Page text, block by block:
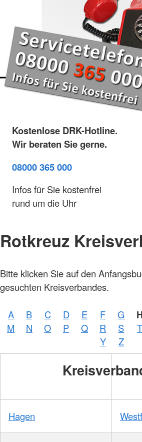
Kostenlose DRK-Hotline.
Wir beraten Sie gerne.
08000 365 000
Infos für Sie kostenfrei
rund um die Uhr
Rotkreuz
Bitte klicken Sie auf den
gesuchten Kreisverbandes.
A B C D E F G H
M
N O P Q R S T
Y
Z
Hagen